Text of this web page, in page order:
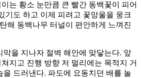
는 황소 눈만큼 큰 빨간 동백꽃이 피어
기도 하고 이제 피려고 꽃망울을 웅크
해 동백나무 터널이 편안하게 느껴진
막을 지나자 절벽 해안에 맞닿는다. 앞
지고 진행 방향 저 멀리에는 목적지 거
을 드러낸다. 파도에 요동치던 배를 놀